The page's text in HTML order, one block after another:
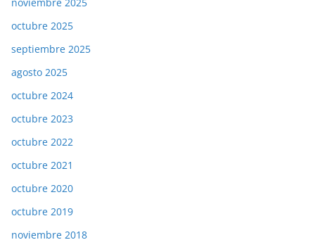
octubre 2025
septiembre 2025
agosto 2025
octubre 2024
octubre 2023
octubre 2022
octubre 2021
octubre 2020
octubre 2019
noviembre 2018